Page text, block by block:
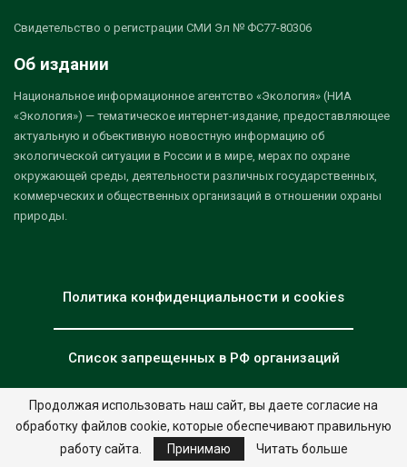
Свидетельство о регистрации СМИ Эл № ФС77-80306
Об издании
Национальное информационное агентство «Экология» (НИА
«Экология») — тематическое интернет-издание, предоставляющее
актуальную и объективную новостную информацию об
экологической ситуации в России и в мире, мерах по охране
окружающей среды, деятельности различных государственных,
коммерческих и общественных организаций в отношении охраны
природы.
Политика конфиденциальности и cookies
Список запрещенных в РФ организаций
© 2026 - НИА "Экология". Все права защищены. Дизайн:nia.eco
Продолжая использовать наш сайт, вы даете согласие на
обработку файлов cookie, которые обеспечивают правильную
работу сайта.
Принимаю Читать больше